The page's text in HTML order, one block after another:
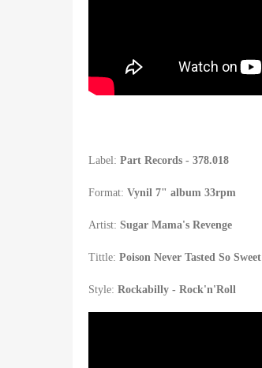
Label: Part Records - 378.018
Format: Vynil 7" album 33rpm
Artist: Sugar Mama's Revenge
Tittle: Poison Never Tasted So Sweet
Style: Rockabilly - Rock'n'Roll